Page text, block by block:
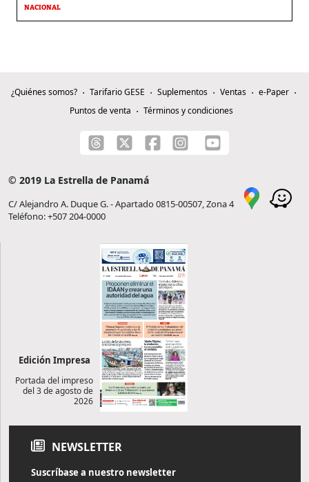
NACIONAL
¿Quiénes somos? Tarifario GESE Suplementos Ventas
e-Paper
Puntos de venta
Términos y condiciones
© 2019 La Estrella de Panamá
C/ Alejandro A. Duque G. - Apartado 0815-00507, Zona 4
Teléfono: +507 204-0000
Edición Impresa
Portada del impreso
del 3 de agosto de
2026
NEWSLETTER
Suscríbase a nuestro newsletter